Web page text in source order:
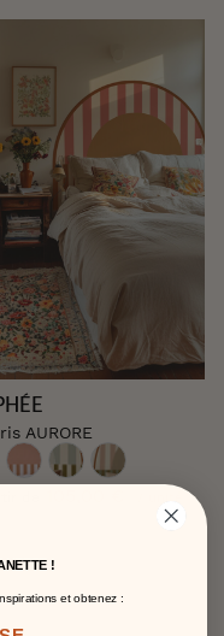
AURORE
!
et obtenez :